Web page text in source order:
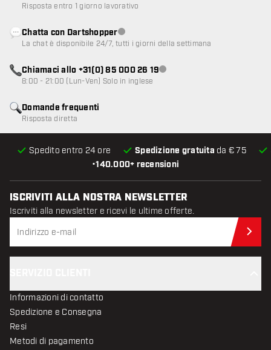
•140.000+ recensioni
Spedito entro 24 ore Spedizione gratuita da € 75
Domande frequenti
Risposta diretta
Risposta entro 1 giorno lavorativo
Chatta con DartshopperServizio clienti non disponibile
La chat è disponibile 24/7, tutti i giorni della settimana
Chiamaci allo +31(0) 85 000 26 19Servizio clienti non disponibile
8:00 - 21:00 (Lun-Ven) Solo in inglese
ISCRIVITI ALLA NOSTRA NEWSLETTER
Iscriviti alla newsletter e ricevi le ultime offerte.
Informazioni di contatto
Spedizione e Consegna
Resi
Metodi di pagamento